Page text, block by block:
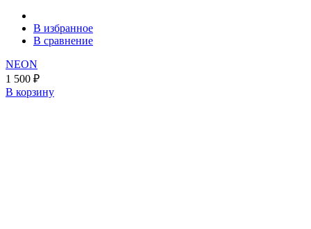
В избранное
В сравнение
NEON
1 500 ₽
В корзину